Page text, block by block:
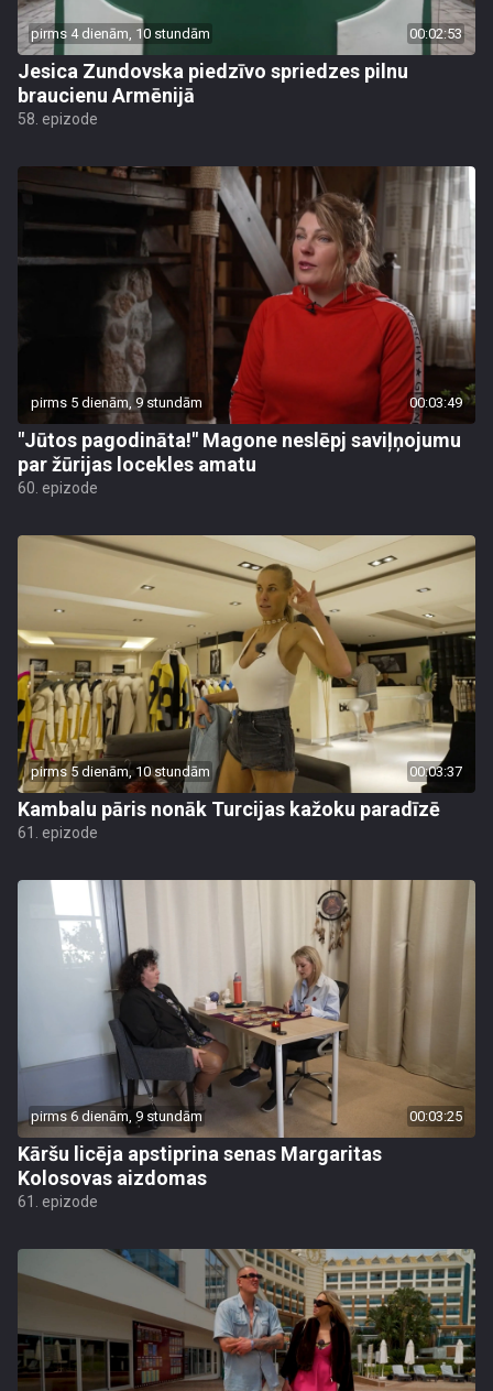
pirms 4 dienām, 10 stundām 00:02:53
Jesica Zundovska piedzīvo spriedzes pilnu
braucienu Armēnijā
58. epizode
pirms 5 dienām, 9 stundām 00:03:49
"Jūtos pagodināta!" Magone neslēpj saviļņojumu
par žūrijas locekles amatu
60. epizode
pirms 5 dienām, 10 stundām 00:03:37
Kambalu pāris nonāk Turcijas kažoku paradīzē
61. epizode
pirms 6 dienām, 9 stundām 00:03:25
Kāršu licēja apstiprina senas Margaritas
Kolosovas aizdomas
61. epizode